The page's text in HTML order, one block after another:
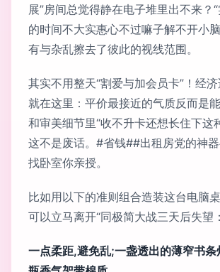
展”房间总觉得静在电子堆里出不来？
的时间不大实惠心不过嘛子解不开小
有与杂乱擦去了彼此的视线范围。
其实不用整天“割爱与加会员卡”！经
就在这里：平价最接近的气质反而是
和审美细节里“收不升卡还想长住下这
这不是废话。#省钱##出租房党的神
找卧室你亲授。
比如用以下的准则组合造装这台电
可以立马离开“同极简大战三天后失望：
一点柔距,避免乱;一盏透出的薄窄书